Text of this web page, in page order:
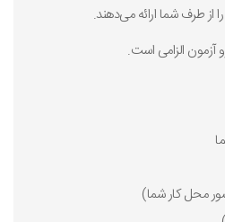
آزمون الزامی است.
محل کار شما)